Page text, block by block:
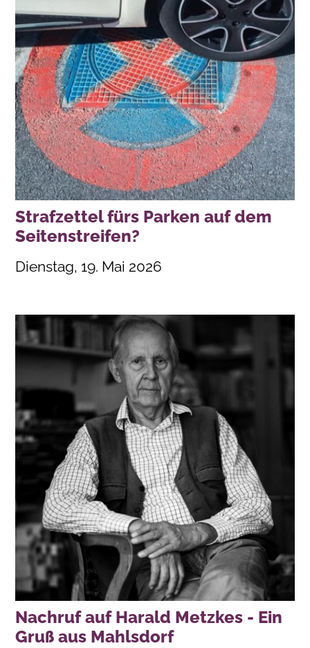
Strafzettel fürs Parken auf dem
Seitenstreifen?
Dienstag, 19. Mai 2026
Nachruf auf Harald Metzkes - Ein
Gruß aus Mahlsdorf